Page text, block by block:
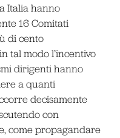
Italia hanno
16 Comitati
di cento
tal modo l’incentivo
dirigenti hanno
a quanti
decisamente
con
come propagandare